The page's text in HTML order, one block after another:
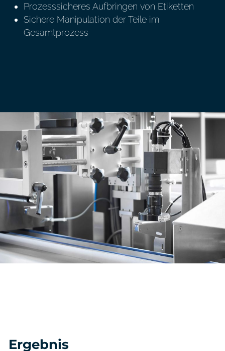
Prozesssicheres Aufbringen von Etiketten
Sichere Manipulation der Teile im
Gesamtprozess
Ergebnis